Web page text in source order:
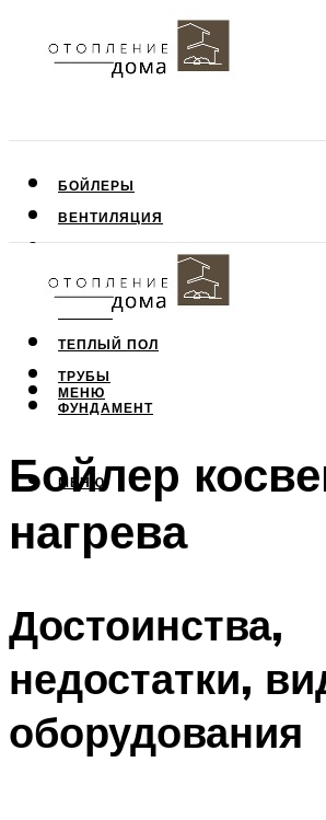
БОЙЛЕРЫ
ВЕНТИЛЯЦИЯ
ПОТОЛОК
СТЕНЫ
ТЕПЛЫЙ ПОЛ
ТРУБЫ
ФУНДАМЕНТ
МЕНЮ
МЕНЮ
Бойлер
нагрева
Достоинства,
недостатки,
оборудования